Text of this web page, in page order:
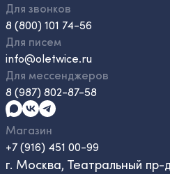
Для звонков
8 (800) 101 74-56
Для писем
info@oletwice.ru
Для мессенджеров
8 (987) 802-87-58
Магазин
+7 (916) 451 00-99
г. Москва, Театральный